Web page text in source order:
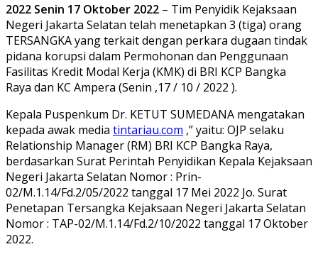
2022 Senin 17 Oktober 2022 – Tim Penyidik Kejaksaan
Negeri Jakarta Selatan telah menetapkan 3 (tiga) orang
TERSANGKA yang terkait dengan perkara dugaan tindak
pidana korupsi dalam Permohonan dan Penggunaan
Fasilitas Kredit Modal Kerja (KMK) di BRI KCP Bangka
Raya dan KC Ampera (Senin ,17 / 10 / 2022 ).
Kepala Puspenkum Dr. KETUT SUMEDANA mengatakan
kepada awak media tintariau.com ,” yaitu: OJP selaku
Relationship Manager (RM) BRI KCP Bangka Raya,
berdasarkan Surat Perintah Penyidikan Kepala Kejaksaan
Negeri Jakarta Selatan Nomor : Prin-
02/M.1.14/Fd.2/05/2022 tanggal 17 Mei 2022 Jo. Surat
Penetapan Tersangka Kejaksaan Negeri Jakarta Selatan
Nomor : TAP-02/M.1.14/Fd.2/10/2022 tanggal 17 Oktober
2022.